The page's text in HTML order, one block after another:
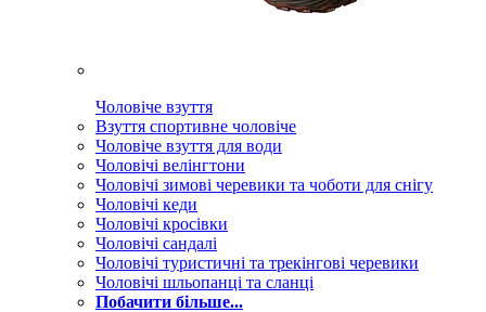
Чоловіче взуття
Взуття спортивне чоловіче
Чоловіче взуття для води
Чоловічі велінгтони
Чоловічі зимові черевики та чоботи для снігу
Чоловічі кеди
Чоловічі кросівки
Чоловічі сандалі
Чоловічі туристичні та трекінгові черевики
Чоловічі шльопанці та сланці
Побачити більше...